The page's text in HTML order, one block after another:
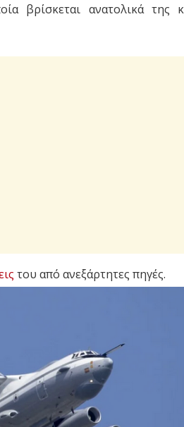
βρίσκεται ανατολικά της
του από ανεξάρτητες πηγές.